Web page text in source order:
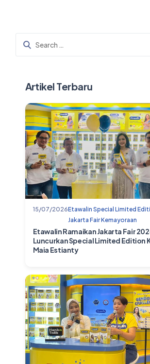
Artikel Terbaru
15/07/2026Etawalin Special Limited
Jakarta Fair Kemayoraan
Etawalin Ramaikan Jakarta Fair
Luncurkan Special Limited Edition
Maia Estianty